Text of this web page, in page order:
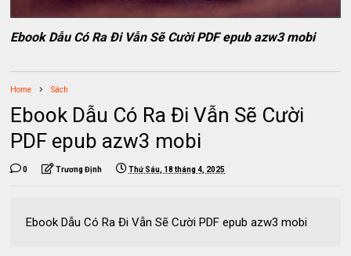
Ebook Dẫu Có Ra Đi Vẫn Sẽ Cười PDF epub azw3 mobi
Home Sách
Ebook Dẫu Có Ra Đi Vẫn Sẽ Cười
PDF epub azw3 mobi
0 Trương Định Thứ Sáu, 18 tháng 4, 2025
Ebook Dẫu Có Ra Đi Vẫn Sẽ Cười PDF epub azw3 mobi